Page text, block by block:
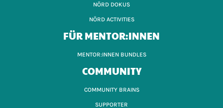
NÖRD DOKUS
NÖRD ACTIVITIES
FÜR MENTOR:INNEN
MENTOR:INNEN BUNDLES
COMMUNITY
COMMUNITY BRAINS
SUPPORTER